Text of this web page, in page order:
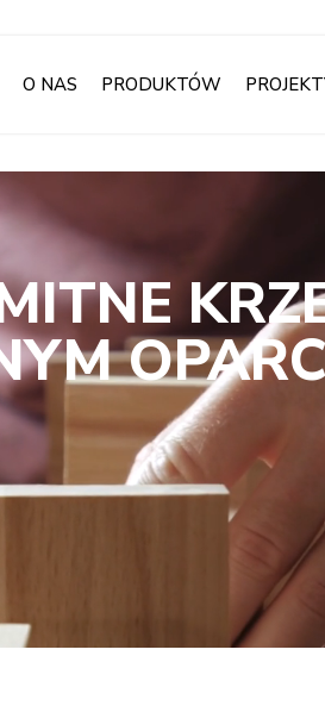
O NAS PRODUKTÓW